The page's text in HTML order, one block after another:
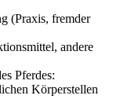
(Praxis, fremder
andere
Pferdes:
Körperstellen